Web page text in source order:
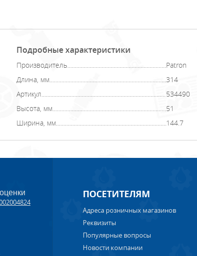
Подробные характеристики
Производитель
Patron
Длина, мм
314
Артикул
534490
Высота, мм
51
Ширина, мм
144.7
ПОСЕТИТЕЛЯМ
Адреса розничных магазинов
Реквизиты
Популярные вопросы
Новости компании